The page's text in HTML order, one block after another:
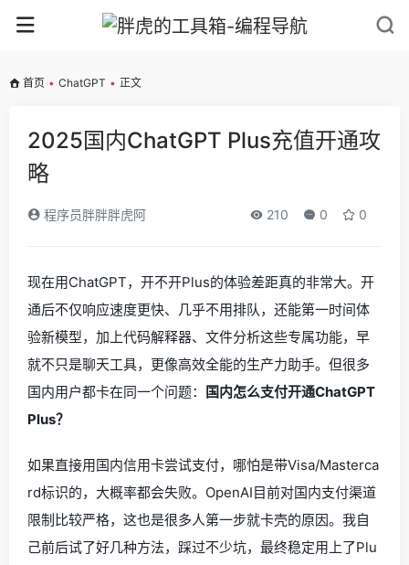
首页 • ChatGPT • 正文
2025国内ChatGPT Plus充值开通攻
略
程序员胖胖胖虎阿 210 0 0
现在用ChatGPT，开不开Plus的体验差距真的非常大。开
通后不仅响应速度更快、几乎不用排队，还能第一时间体
验新模型，加上代码解释器、文件分析这些专属功能，早
就不只是聊天工具，更像高效全能的生产力助手。但很多
国内用户都卡在同一个问题： 国内怎么支付开通ChatGPT
Plus？
如果直接用国内信用卡尝试支付，哪怕是带Visa/Masterca
rd标识的，大概率都会失败。OpenAI目前对国内支付渠道
限制比较严格，这也是很多人第一步就卡壳的原因。我自
己前后试了好几种方法，踩过不少坑，最终稳定用上了Plu